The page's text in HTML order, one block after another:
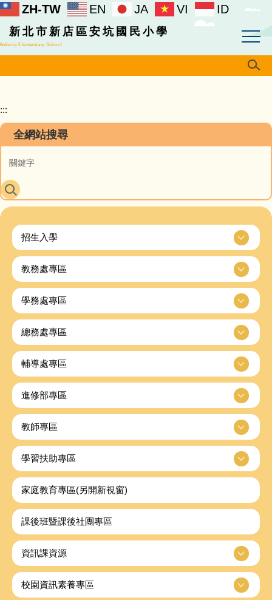
跳
主
要
容
ZH-TW EN JA VI ID
新北市新店區安坑國民小學
Elementary School
:::
全網站搜尋
招生入學
教務處專區
學務處專區
總務處專區
輔導處專區
進修部專區
教師專區
學習扶助專區
家庭教育專區(另開新視窗)
課後班暨課後社團專區
資訊課資源
校園資訊素養專區